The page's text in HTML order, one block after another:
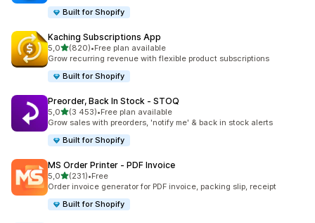
Built for Shopify
Kaching Subscriptions App
5,0z 5 hvězd
(820)
Celkový počet recenzí: 820
•Free plan available
Grow recurring revenue with flexible product subscriptions
Built for Shopify
Preorder, Back In Stock ‑ STOQ
5,0z 5 hvězd
(3 453)
Celkový počet recenzí: 3453
•Free plan available
Grow sales with preorders, 'notify me' & back in stock alerts
Built for Shopify
MS Order Printer ‑ PDF Invoice
5,0z 5 hvězd
(231)
Celkový počet recenzí: 231
•Free
Order invoice generator for PDF invoice, packing slip, receipt
Built for Shopify